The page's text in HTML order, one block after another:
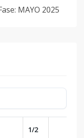
MAYO 2025
1/2